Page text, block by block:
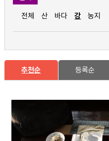
전체 산 바다 강 농지
추천순 등록순